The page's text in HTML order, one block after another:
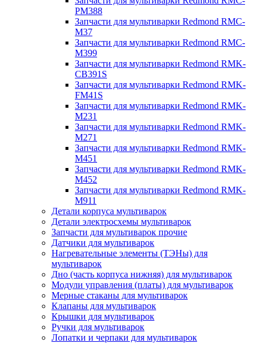
PM388
Запчасти для мультиварки Redmond RMC-
M37
Запчасти для мультиварки Redmond RMC-
M399
Запчасти для мультиварки Redmond RMK-
CB391S
Запчасти для мультиварки Redmond RMK-
FM41S
Запчасти для мультиварки Redmond RMK-
M231
Запчасти для мультиварки Redmond RMK-
M271
Запчасти для мультиварки Redmond RMK-
M451
Запчасти для мультиварки Redmond RMK-
M452
Запчасти для мультиварки Redmond RMK-
M911
Детали корпуса мультиварок
Детали электросхемы мультиварок
Запчасти для мультиварок прочие
Датчики для мультиварок
Нагревательные элементы (ТЭНы) для
мультиварок
Дно (часть корпуса нижняя) для мультиварок
Модули управления (платы) для мультиварок
Мерные стаканы для мультиварок
Клапаны для мультиварок
Крышки для мультиварок
Ручки для мультиварок
Лопатки и черпаки для мультиварок